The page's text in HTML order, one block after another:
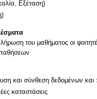
Εξέταση)
του μαθήματος οι
και σύνθεση δεδομένων
καταστάσεις